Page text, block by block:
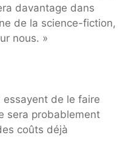
davantage dans
de la science-fiction,
nous. »
essayent de le faire
sera probablement
coûts déjà